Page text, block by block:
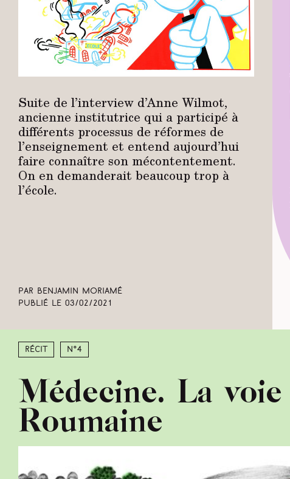
Suite de l’interview d’Anne Wilmot,
ancienne institutrice qui a participé à
différents processus de réformes de
l’enseignement et entend aujourd’hui
faire connaître son mécontentement.
On en demanderait beaucoup trop à
l’école.
Par Benjamin Moriamé
Publié le 03/02/2021
Récit N°4
Médecine. La voie
Roumaine